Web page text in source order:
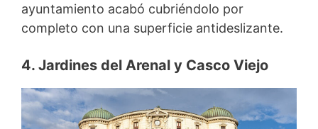
ayuntamiento acabó cubriéndolo por
completo con una superficie antideslizante.
4. Jardines del Arenal y Casco Viejo